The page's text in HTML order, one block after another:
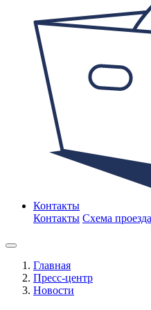
Контакты
Контакты Схема проезда
Главная
Пресс-центр
Новости